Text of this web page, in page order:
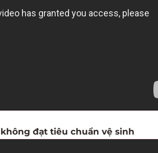
đạt tiêu chuẩn vệ sinh